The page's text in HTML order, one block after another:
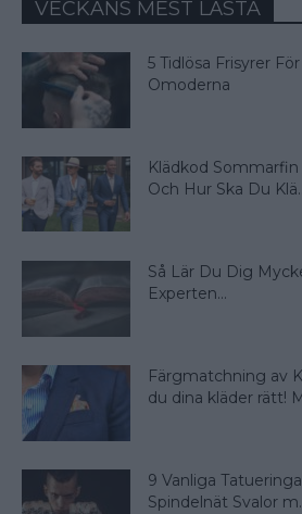
VECKANS MEST LÄSTA
5 Tidlösa Frisyrer
Omoderna
Klädkod
Och Hur Ska Du
Så Lär Du Dig
Experten...
Färgmatchning av
du dina kläder rätt!
9 Vanliga
Spindelnät Svalor